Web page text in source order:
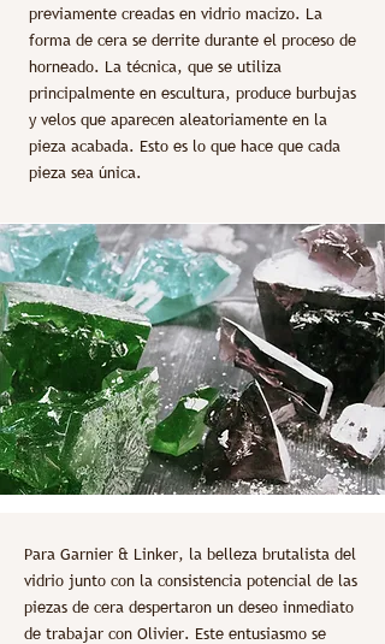
previamente creadas en vidrio macizo. La
forma de cera se derrite durante el proceso de
horneado. La técnica, que se utiliza
principalmente en escultura, produce burbujas
y velos que aparecen aleatoriamente en la
pieza acabada. Esto es lo que hace que cada
pieza sea única.
Para Garnier & Linker, la belleza brutalista del
vidrio junto con la consistencia potencial de las
piezas de cera despertaron un deseo inmediato
de trabajar con Olivier. Este entusiasmo se